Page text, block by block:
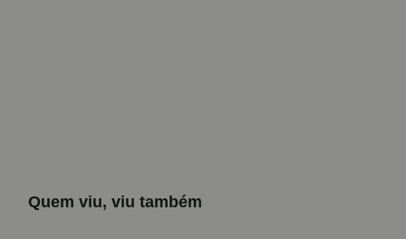
Quem viu, viu também